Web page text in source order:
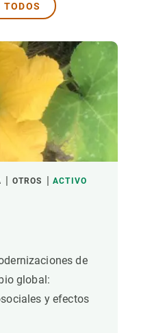
EXTERNO
OTROS ACTIVO
de
global:
y efectos